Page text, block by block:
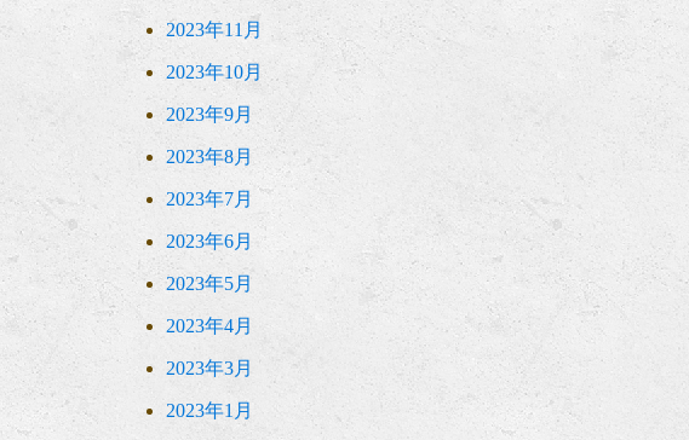
2023年11月
2023年10月
2023年9月
2023年8月
2023年7月
2023年6月
2023年5月
2023年4月
2023年3月
2023年1月